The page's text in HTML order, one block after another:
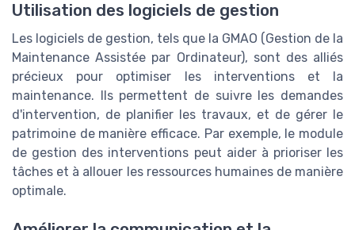
Utilisation des logiciels de gestion
Les logiciels de gestion, tels que la GMAO (Gestion de la
Maintenance Assistée par Ordinateur), sont des alliés
précieux pour optimiser les interventions et la
maintenance. Ils permettent de suivre les demandes
d'intervention, de planifier les travaux, et de gérer le
patrimoine de manière efficace. Par exemple, le module
de gestion des interventions peut aider à prioriser les
tâches et à allouer les ressources humaines de manière
optimale.